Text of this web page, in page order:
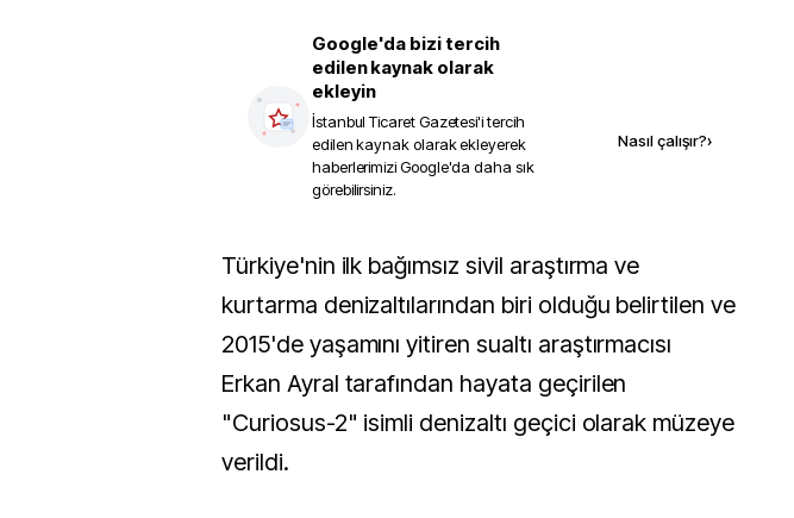
Google'da bizi tercih
edilen kaynak olarak
ekleyin
İstanbul Ticaret Gazetesi'i tercih
edilen kaynak olarak ekleyerek
haberlerimizi Google'da daha sık
görebilirsiniz.
Nasıl çalışır?›
Türkiye'nin ilk bağımsız sivil araştırma ve
kurtarma denizaltılarından biri olduğu belirtilen ve
2015'de yaşamını yitiren sualtı araştırmacısı
Erkan Ayral tarafından hayata geçirilen
"Curiosus-2" isimli denizaltı geçici olarak müzeye
verildi.